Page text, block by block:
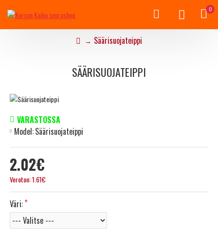
0
Säärisuojateippi
SÄÄRISUOJATEIPPI
2.02€
Veroton: 1.61€
VARASTOSSA
Model:Säärisuojateippi
Väri: